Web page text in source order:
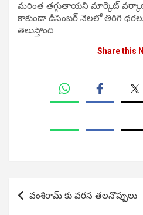
మరింత త‌గ్గుతాయ‌ని మార్కెట్
కాకుండా డిసెంబ‌ర్ నెల‌లో తిరిగి ధ‌ర‌లు
తెలుస్తోంది.
Share this
Post
navigation
వంశీరామ్ కు వరస తలనొప్పులు